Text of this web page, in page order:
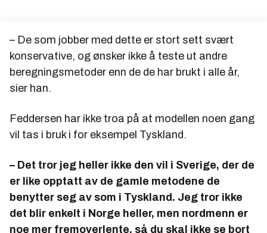
– De som jobber med dette er stort sett svært
konservative, og ønsker ikke å teste ut andre
beregningsmetoder enn de de har brukt i alle år,
sier han.
Feddersen har ikke troa på at modellen noen gang
vil tas i bruk i for eksempel Tyskland.
– Det tror jeg heller ikke den vil i Sverige, der de
er like opptatt av de gamle metodene de
benytter seg av som i Tyskland. Jeg tror ikke
det blir enkelt i Norge heller, men nordmenn er
noe mer fremoverlente, så du skal ikke se bort